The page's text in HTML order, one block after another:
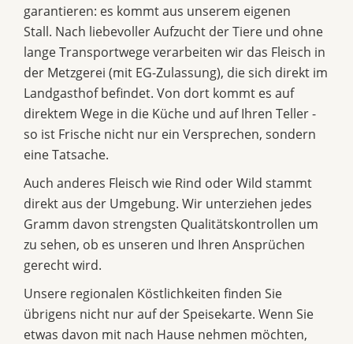
garantieren: es kommt aus unserem eigenen
Stall. Nach liebevoller Aufzucht der Tiere und ohne
lange Transportwege verarbeiten wir das Fleisch in
der Metzgerei (mit EG-Zulassung), die sich direkt im
Landgasthof befindet. Von dort kommt es auf
direktem Wege in die Küche und auf Ihren Teller -
so ist Frische nicht nur ein Versprechen, sondern
eine Tatsache.
Auch anderes Fleisch wie Rind oder Wild stammt
direkt aus der Umgebung. Wir unterziehen jedes
Gramm davon strengsten Qualitätskontrollen um
zu sehen, ob es unseren und Ihren Ansprüchen
gerecht wird.
Unsere regionalen Köstlichkeiten finden Sie
übrigens nicht nur auf der Speisekarte. Wenn Sie
etwas davon mit nach Hause nehmen möchten,